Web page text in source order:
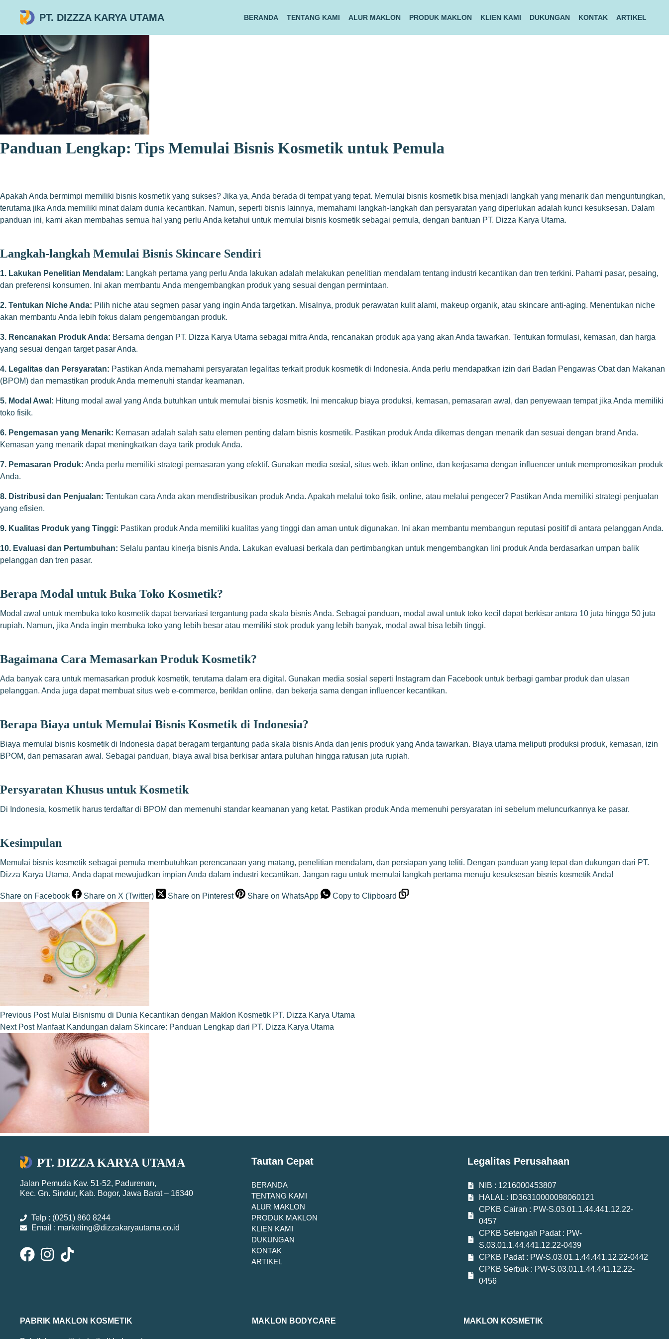
PT. DIZZZA KARYA UTAMA BERANDA TENTANG KAMI ALUR MAKLON PRODUK MAKLON KLIEN KAMI DUKUNGAN KONTAK ARTIKEL
Panduan Lengkap: Tips Memulai Bisnis Kosmetik untuk Pemula
Apakah Anda bermimpi memiliki bisnis kosmetik yang sukses? Jika ya, Anda berada di tempat yang tepat. Memulai bisnis kosmetik bisa menjadi langkah yang menarik dan menguntungkan,
terutama jika Anda memiliki minat dalam dunia kecantikan. Namun, seperti bisnis lainnya, memahami langkah-langkah dan persyaratan yang diperlukan adalah kunci kesuksesan. Dalam
panduan ini, kami akan membahas semua hal yang perlu Anda ketahui untuk memulai bisnis kosmetik sebagai pemula, dengan bantuan PT. Dizza Karya Utama.
Langkah-langkah Memulai Bisnis Skincare Sendiri
1. Lakukan Penelitian Mendalam: Langkah pertama yang perlu Anda lakukan adalah melakukan penelitian mendalam tentang industri kecantikan dan tren terkini. Pahami pasar, pesaing,
dan preferensi konsumen. Ini akan membantu Anda mengembangkan produk yang sesuai dengan permintaan.
2. Tentukan Niche Anda: Pilih niche atau segmen pasar yang ingin Anda targetkan. Misalnya, produk perawatan kulit alami, makeup organik, atau skincare anti-aging. Menentukan niche
akan membantu Anda lebih fokus dalam pengembangan produk.
3. Rencanakan Produk Anda: Bersama dengan PT. Dizza Karya Utama sebagai mitra Anda, rencanakan produk apa yang akan Anda tawarkan. Tentukan formulasi, kemasan, dan harga
yang sesuai dengan target pasar Anda.
4. Legalitas dan Persyaratan: Pastikan Anda memahami persyaratan legalitas terkait produk kosmetik di Indonesia. Anda perlu mendapatkan izin dari Badan Pengawas Obat dan Makanan
(BPOM) dan memastikan produk Anda memenuhi standar keamanan.
5. Modal Awal: Hitung modal awal yang Anda butuhkan untuk memulai bisnis kosmetik. Ini mencakup biaya produksi, kemasan, pemasaran awal, dan penyewaan tempat jika Anda memiliki
toko fisik.
6. Pengemasan yang Menarik: Kemasan adalah salah satu elemen penting dalam bisnis kosmetik. Pastikan produk Anda dikemas dengan menarik dan sesuai dengan brand Anda.
Kemasan yang menarik dapat meningkatkan daya tarik produk Anda.
7. Pemasaran Produk: Anda perlu memiliki strategi pemasaran yang efektif. Gunakan media sosial, situs web, iklan online, dan kerjasama dengan influencer untuk mempromosikan produk
Anda.
8. Distribusi dan Penjualan: Tentukan cara Anda akan mendistribusikan produk Anda. Apakah melalui toko fisik, online, atau melalui pengecer? Pastikan Anda memiliki strategi penjualan
yang efisien.
9. Kualitas Produk yang Tinggi: Pastikan produk Anda memiliki kualitas yang tinggi dan aman untuk digunakan. Ini akan membantu membangun reputasi positif di antara pelanggan Anda.
10. Evaluasi dan Pertumbuhan: Selalu pantau kinerja bisnis Anda. Lakukan evaluasi berkala dan pertimbangkan untuk mengembangkan lini produk Anda berdasarkan umpan balik
pelanggan dan tren pasar.
Berapa Modal untuk Buka Toko Kosmetik?
Modal awal untuk membuka toko kosmetik dapat bervariasi tergantung pada skala bisnis Anda. Sebagai panduan, modal awal untuk toko kecil dapat berkisar antara 10 juta hingga 50 juta
rupiah. Namun, jika Anda ingin membuka toko yang lebih besar atau memiliki stok produk yang lebih banyak, modal awal bisa lebih tinggi.
Bagaimana Cara Memasarkan Produk Kosmetik?
Ada banyak cara untuk memasarkan produk kosmetik, terutama dalam era digital. Gunakan media sosial seperti Instagram dan Facebook untuk berbagi gambar produk dan ulasan
pelanggan. Anda juga dapat membuat situs web e-commerce, beriklan online, dan bekerja sama dengan influencer kecantikan.
Berapa Biaya untuk Memulai Bisnis Kosmetik di Indonesia?
Biaya memulai bisnis kosmetik di Indonesia dapat beragam tergantung pada skala bisnis Anda dan jenis produk yang Anda tawarkan. Biaya utama meliputi produksi produk, kemasan, izin
BPOM, dan pemasaran awal. Sebagai panduan, biaya awal bisa berkisar antara puluhan hingga ratusan juta rupiah.
Persyaratan Khusus untuk Kosmetik
Di Indonesia, kosmetik harus terdaftar di BPOM dan memenuhi standar keamanan yang ketat. Pastikan produk Anda memenuhi persyaratan ini sebelum meluncurkannya ke pasar.
Kesimpulan
Memulai bisnis kosmetik sebagai pemula membutuhkan perencanaan yang matang, penelitian mendalam, dan persiapan yang teliti. Dengan panduan yang tepat dan dukungan dari PT.
Dizza Karya Utama, Anda dapat mewujudkan impian Anda dalam industri kecantikan. Jangan ragu untuk memulai langkah pertama menuju kesuksesan bisnis kosmetik Anda!
Share on Facebook Share on X (Twitter) Share on Pinterest Share on WhatsApp Copy to Clipboard
Previous Post Mulai Bisnismu di Dunia Kecantikan dengan Maklon Kosmetik PT. Dizza Karya Utama
Next Post Manfaat Kandungan dalam Skincare: Panduan Lengkap dari PT. Dizza Karya Utama
PT. DIZZA KARYA UTAMA
Jalan Pemuda Kav. 51-52, Padurenan,
Kec. Gn. Sindur, Kab. Bogor, Jawa Barat – 16340
Telp : (0251) 860 8244
Email : marketing@dizzakaryautama.co.id
Tautan Cepat
BERANDA
TENTANG KAMI
ALUR MAKLON
PRODUK MAKLON
KLIEN KAMI
DUKUNGAN
KONTAK
ARTIKEL
Legalitas Perusahaan
NIB : 1216000453807
HALAL : ID36310000098060121
CPKB Cairan : PW-S.03.01.1.44.441.12.22-
0457
CPKB Setengah Padat : PW-
S.03.01.1.44.441.12.22-0439
CPKB Padat : PW-S.03.01.1.44.441.12.22-0442
CPKB Serbuk : PW-S.03.01.1.44.441.12.22-
0456
PABRIK MAKLON KOSMETIK MAKLON BODYCARE MAKLON KOSMETIK